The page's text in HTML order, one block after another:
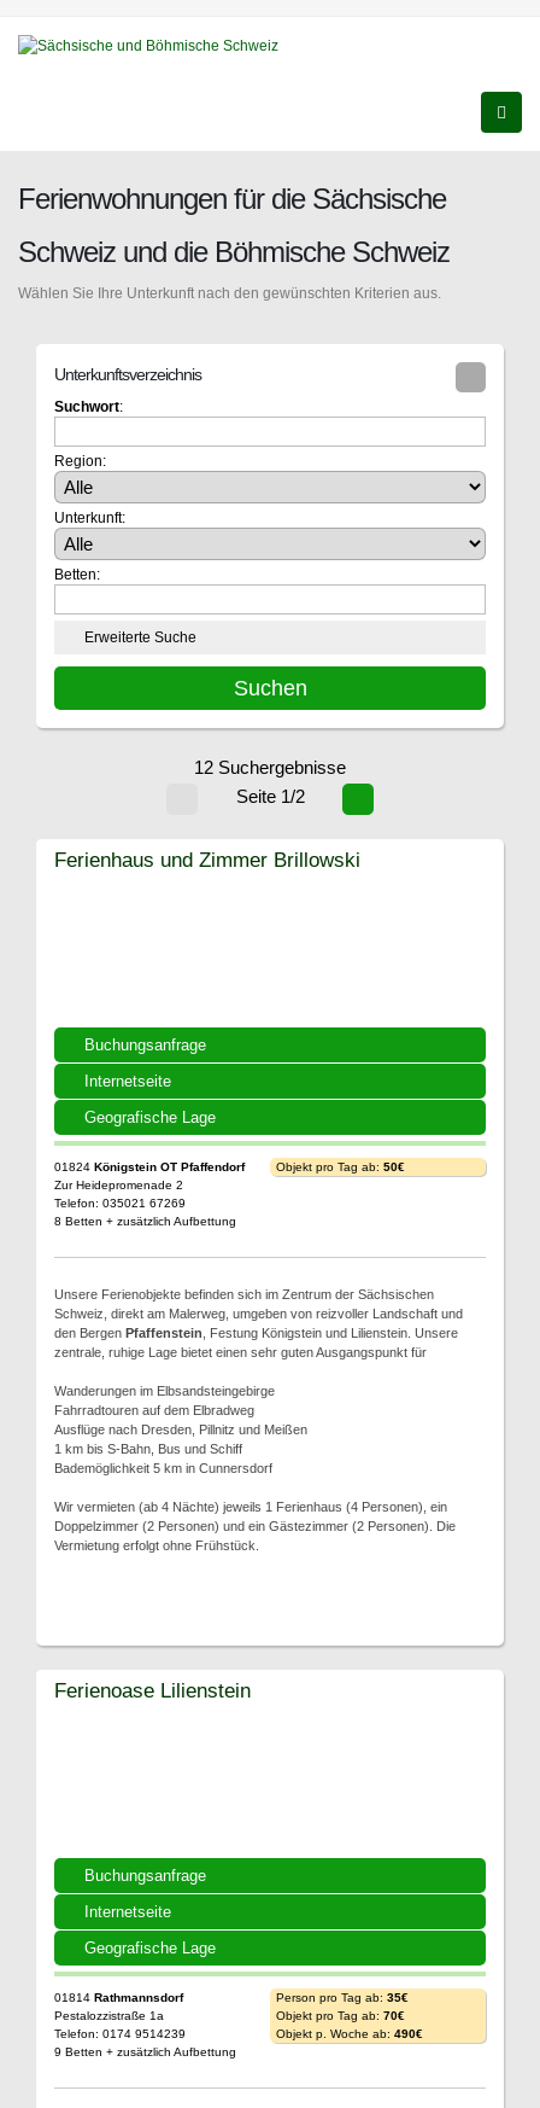
Ferienwohnungen für die Sächsische
Schweiz und die Böhmische Schweiz
Wählen Sie Ihre Unterkunft nach den gewünschten Kriterien aus.
Unterkunftsverzeichnis
Suchwort:
Region:
Unterkunft:
Betten:
Erweiterte Suche
12 Suchergebnisse
Seite 1/2
Buchungsanfrage
Internetseite
Geografische Lage
Ferienhaus und Zimmer Brillowski
01824 Königstein OT Pfaffendorf
Zur Heidepromenade 2
Telefon: 035021 67269
8 Betten + zusätzlich Aufbettung
Objekt pro Tag ab: 50€
Unsere Ferienobjekte befinden sich im Zentrum der Sächsischen
Schweiz, direkt am Malerweg, umgeben von reizvoller Landschaft und
den Bergen Pfaffenstein , Festung Königstein und Lilienstein. Unsere
zentrale, ruhige Lage bietet einen sehr guten Ausgangspunkt für
Wanderungen im Elbsandsteingebirge
Fahrradtouren auf dem Elbradweg
Ausflüge nach Dresden, Pillnitz und Meißen
1 km bis S-Bahn, Bus und Schiff
Bademöglichkeit 5 km in Cunnersdorf
Wir vermieten (ab 4 Nächte) jeweils 1 Ferienhaus (4 Personen), ein
Doppelzimmer (2 Personen) und ein Gästezimmer (2 Personen). Die
Vermietung erfolgt ohne Frühstück.
Buchungsanfrage
Internetseite
Geografische Lage
Ferienoase Lilienstein
01814 Rathmannsdorf
Pestalozzistraße 1a
Telefon: 0174 9514239
9 Betten + zusätzlich Aufbettung
Person pro Tag ab: 35€
Objekt pro Tag ab: 70€
Objekt p. Woche ab: 490€